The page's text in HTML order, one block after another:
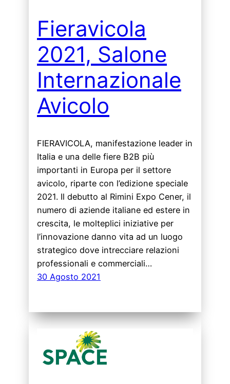
Fieravicola
2021, Salone
Internazionale
Avicolo
FIERAVICOLA, manifestazione leader in
Italia e una delle fiere B2B più
importanti in Europa per il settore
avicolo, riparte con l’edizione speciale
2021. Il debutto al Rimini Expo Cener, il
numero di aziende italiane ed estere in
crescita, le molteplici iniziative per
l’innovazione danno vita ad un luogo
strategico dove intrecciare relazioni
professionali e commerciali…
30 Agosto 2021